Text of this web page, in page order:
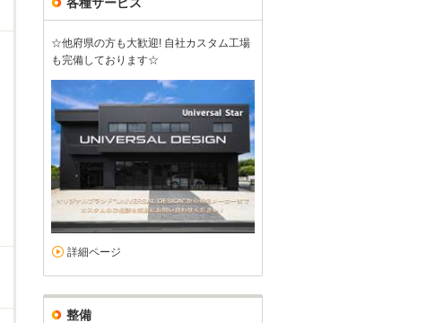
各種サービス
☆他府県の方も大歓迎! 自社カスタム工場
も完備しております☆
詳細ページ
整備